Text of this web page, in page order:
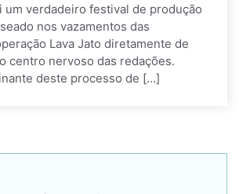
um verdadeiro festival de produção
nos vazamentos das
Lava Jato diretamente de
centro nervoso das redações.
deste processo de […]